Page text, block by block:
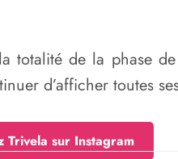
totalité de la phase
d’afficher toutes
Trivela sur Instagram